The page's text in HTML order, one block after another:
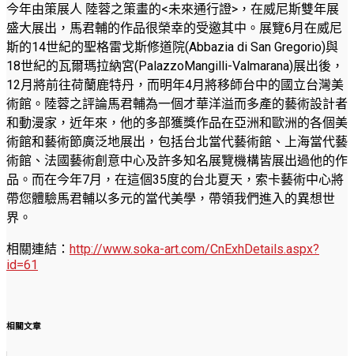
今年由策展人 陸蓉之策畫的<未來通行證>，在威尼斯雙年展
盛大展出，馬君輔的作品很榮幸的受邀其中。展覽6月在威尼
斯的14世紀的聖格雷戈斯修道院(Abbazia di San Gregorio)與
18世紀的瓦爾瑪拉納宮(PalazzoMangilli-Valmarana)展出後，
12月將前往荷蘭鹿特丹，而明年4月將移師台中的國立台灣美
術館。陸蓉之評論馬君輔為一個才華洋溢而多產的藝術設計者
和動漫家，近年來，他的多部獲獎作品在亞洲和歐洲的各個美
術館和藝術節廣泛地展出，包括台北當代藝術館、上海當代藝
術館、法國藝術創意中心及許多知名展覽機構皆展出過他的作
品。而在今年7月，在這個35度的台北夏天，索卡藝術中心將
帶您體驗馬君輔以多元的當代美學，帶領我們進入的異想世
界。
相關連結： http://www.soka-art.com/CnExhDetails.aspx?
id=61
相關文章